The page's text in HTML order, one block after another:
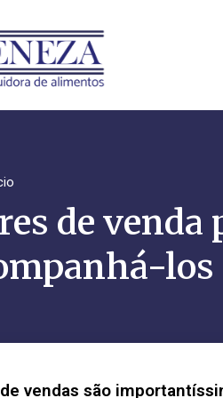
de venda
los
vendas são